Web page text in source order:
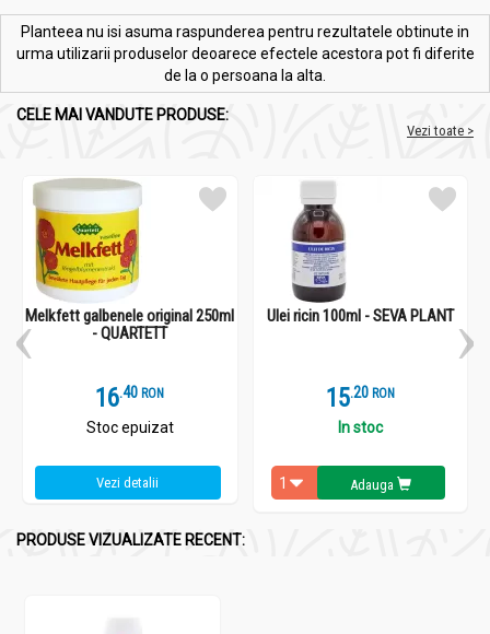
Planteea nu isi asuma raspunderea pentru rezultatele obtinute in
urma utilizarii produselor deoarece efectele acestora pot fi diferite
de la o persoana la alta.
CELE MAI VANDUTE PRODUSE:
Vezi toate >
Melkfett galbenele original 250ml
- QUARTETT
16.4 RON
Stoc epuizat
Vezi detalii
Ulei ricin 100ml - SEVA PLANT
15.2 RON
In stoc
Adauga
PRODUSE VIZUALIZATE RECENT: